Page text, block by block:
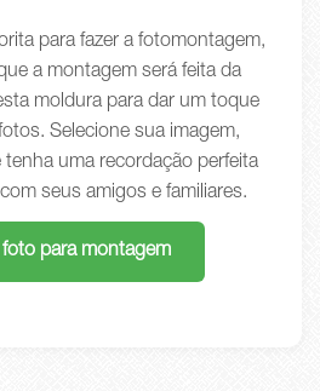
para fazer a fotomontagem,
a montagem será feita da
moldura para dar um toque
Selecione sua imagem,
uma recordação perfeita
seus amigos e familiares.
foto para montagem